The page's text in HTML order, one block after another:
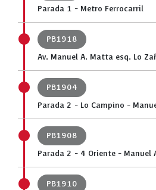
Parada 1 - Metro Ferrocarril
PB1918
Av. Manuel A. Matta esq. Lo
PB1904
Parada 2 - Lo Campino -
PB1908
Parada 2 - 4 Oriente - Manuel
PB1910